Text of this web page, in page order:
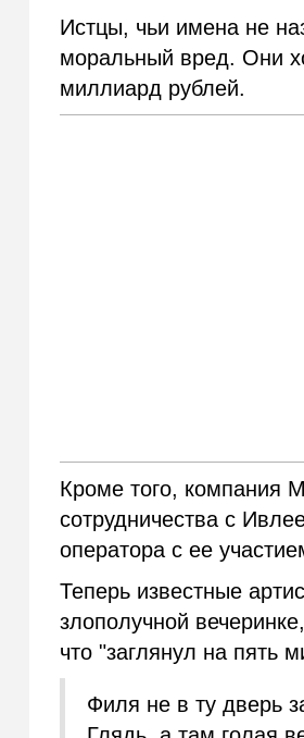
Истцы, чьи имена не
моральный вред. Они
миллиард рублей.
Кроме того, компания
сотрудничества с
оператора с ее
Теперь известные
злополучной
что "заглянул на пять
Филя не в ту дверь